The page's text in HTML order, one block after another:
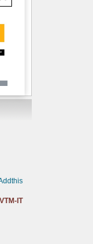
IT